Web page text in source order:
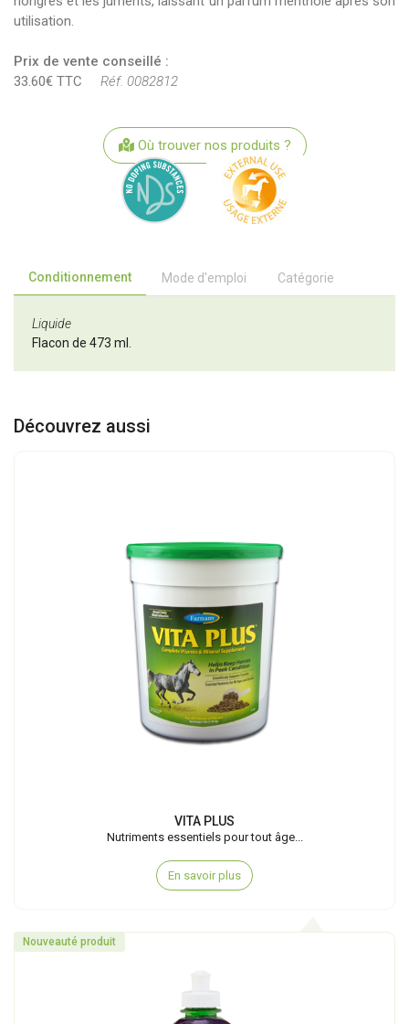
utilisation.
Prix de vente conseillé :
33.60€ TTC Réf. 0082812
Où trouver nos produits ?
Conditionnement Mode d'emploi Catégorie
Liquide
Flacon de 473 ml.
Découvrez aussi
VITA PLUS
Nutriments essentiels pour tout âge...
En savoir plus
Nouveauté produit